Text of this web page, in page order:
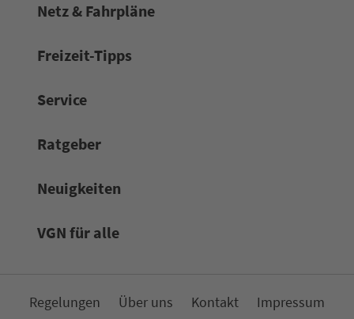
Netz & Fahrpläne
Frei­zeit-Tipps
Service
Rat­ge­ber
Neuigkeiten
VGN für alle
Re­ge­lungen Über uns Kon­takt Impressum